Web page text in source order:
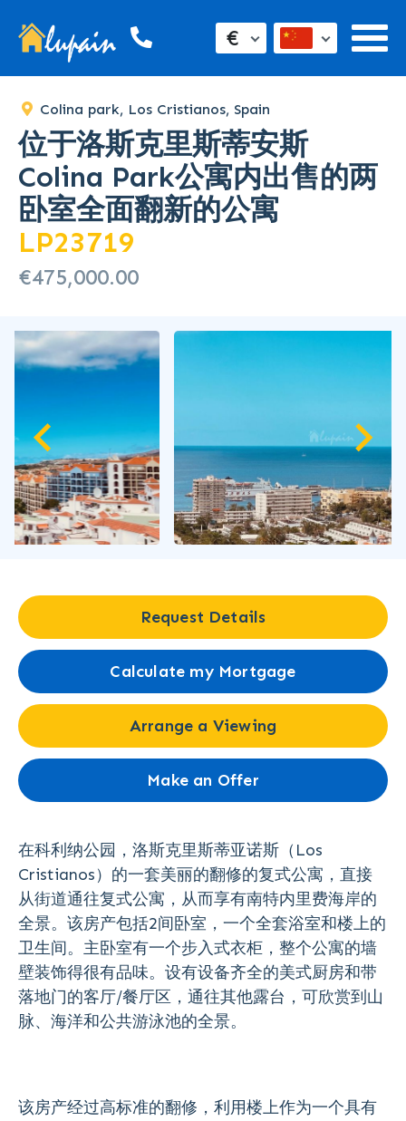
€
Colina park, Los Cristianos, Spain
位于洛斯克里斯蒂安斯
Colina Park公寓内出售的两
卧室全面翻新的公寓
LP23719
€475,000.00
Request Details
Calculate my Mortgage
Arrange a Viewing
Make an Offer
在科利纳公园，洛斯克里斯蒂亚诺斯（Los
Cristianos）的一套美丽的翻修的复式公寓，直接
从街道通往复式公寓，从而享有南特内里费海岸的
全景。该房产包括2间卧室，一个全套浴室和楼上的
卫生间。主卧室有一个步入式衣柜，整个公寓的墙
壁装饰得很有品味。设有设备齐全的美式厨房和带
落地门的客厅/餐厅区，通往其他露台，可欣赏到山
脉、海洋和公共游泳池的全景。
该房产经过高标准的翻修，利用楼上作为一个具有